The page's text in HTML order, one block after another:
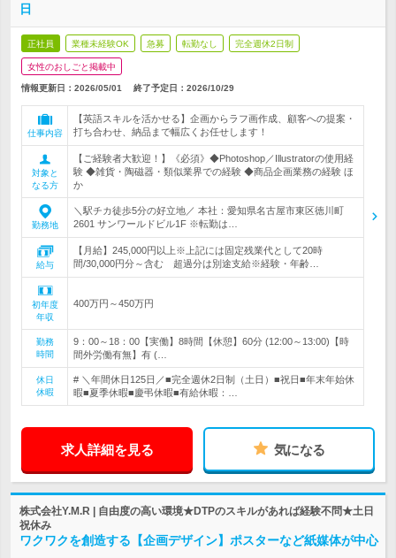
日
正社員 業種未経験OK 急募 転勤なし 完全週休2日制
女性のおしごと掲載中
情報更新日：2026/05/01 終了予定日： 2026/10/29
仕事内容
【英語スキルを活かせる】企画からラフ画作成、顧客への提案・
打ち合わせ、納品まで幅広くお任せします！
対象と
なる方
【ご経験者大歓迎！】《必須》◆Photoshop／Illustratorの使用経
験 ◆雑貨・陶磁器・類似業界での経験 ◆商品企画業務の経験 ほ
か
勤務地
＼駅チカ徒歩5分の好立地／ 本社：愛知県名古屋市東区徳川町
2601 サンワールドビル1F ※転勤は…
給与
【月給】245,000円以上※上記には固定残業代として20時
間/30,000円分～含む 超過分は別途支給※経験・年齢…
初年度
年収
400万円～450万円
勤務
時間
9：00～18：00【実働】8時間【休憩】60分 (12:00～13:00)【時
間外労働有無】有 (…
休日
休暇
# ＼年間休日125日／■完全週休2日制（土日）■祝日■年末年始休
暇■夏季休暇■慶弔休暇■有給休暇：…
求人詳細を見る 気になる
株式会社Y.M.R | 自由度の高い環境★DTPのスキルがあれば経験不問★土日
祝休み
ワクワクを創造する【企画デザイン】ポスターなど紙媒体が中心